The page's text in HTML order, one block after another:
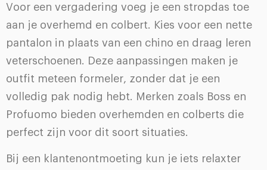
Voor een vergadering voeg je een stropdas toe
aan je overhemd en colbert. Kies voor een nette
pantalon in plaats van een chino en draag leren
veterschoenen. Deze aanpassingen maken je
outfit meteen formeler, zonder dat je een
volledig pak nodig hebt. Merken zoals Boss en
Profuomo bieden overhemden en colberts die
perfect zijn voor dit soort situaties.
Bij een klantenontmoeting kun je iets relaxter